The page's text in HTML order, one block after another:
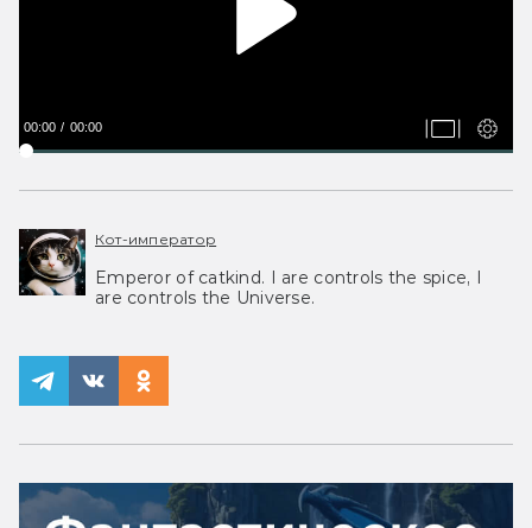
00:00 00:00
Кот-император
Emperor of catkind. I are controls the spice, I
are controls the Universe.